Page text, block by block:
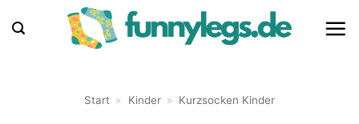
Inhalt
Start » Kinder » Kurzsocken Kinder